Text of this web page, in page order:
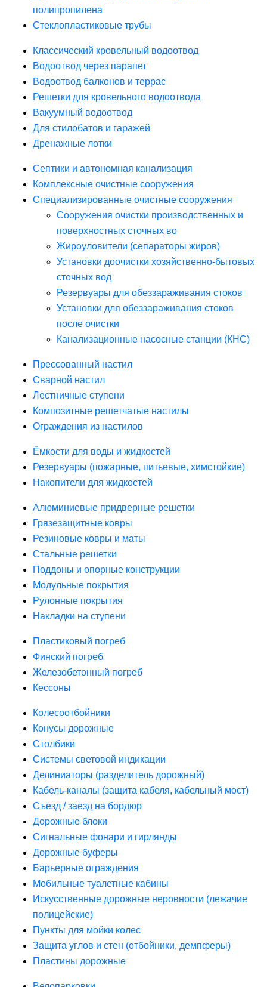
полипропилена
Стеклопластиковые трубы
Классический кровельный водоотвод
Водоотвод через парапет
Водоотвод балконов и террас
Решетки для кровельного водоотвода
Вакуумный водоотвод
Для стилобатов и гаражей
Дренажные лотки
Септики и автономная канализация
Комплексные очистные сооружения
Специализированные очистные сооружения
Сооружения очистки производственных и
поверхностных сточных во
Жироуловители (сепараторы жиров)
Установки доочистки хозяйственно-бытовых
сточных вод
Резервуары для обеззараживания стоков
Установки для обеззараживания стоков
после очистки
Канализационные насосные станции (КНС)
Прессованный настил
Сварной настил
Лестничные ступени
Композитные решетчатые настилы
Ограждения из настилов
Ёмкости для воды и жидкостей
Резервуары (пожарные, питьевые, химстойкие)
Накопители для жидкостей
Алюминиевые придверные решетки
Грязезащитные ковры
Резиновые ковры и маты
Стальные решетки
Поддоны и опорные конструкции
Модульные покрытия
Рулонные покрытия
Накладки на ступени
Пластиковый погреб
Финский погреб
Железобетонный погреб
Кессоны
Колесоотбойники
Конусы дорожные
Столбики
Системы световой индикации
Делиниаторы (разделитель дорожный)
Кабель-каналы (защита кабеля, кабельный мост)
Съезд / заезд на бордюр
Дорожные блоки
Сигнальные фонари и гирлянды
Дорожные буферы
Барьерные ограждения
Мобильные туалетные кабины
Искусственные дорожные неровности (лежачие
полицейские)
Пункты для мойки колес
Защита углов и стен (отбойники, демпферы)
Пластины дорожные